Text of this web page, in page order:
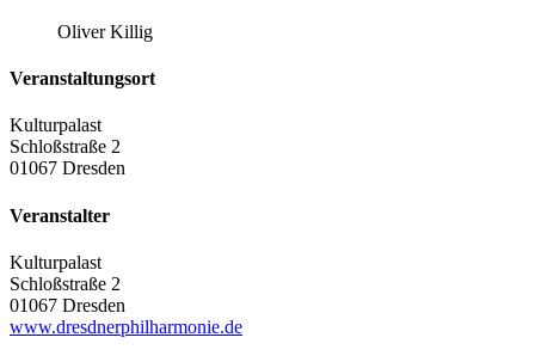
Oliver Killig
Veranstaltungsort
Kulturpalast
Schloßstraße 2
01067 Dresden
Veranstalter
Kulturpalast
Schloßstraße 2
01067 Dresden
www.dresdnerphilharmonie.de